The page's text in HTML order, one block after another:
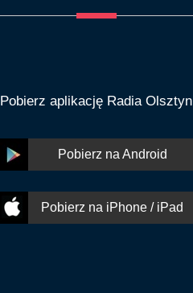
Pobierz aplikację Radia Olsztyn
Pobierz na Android
Pobierz na iPhone / iPad